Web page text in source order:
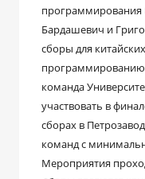
Бардашевич и
сборы для
программированию
команда
участвовать в
сборах в
команд с
Мероприятия